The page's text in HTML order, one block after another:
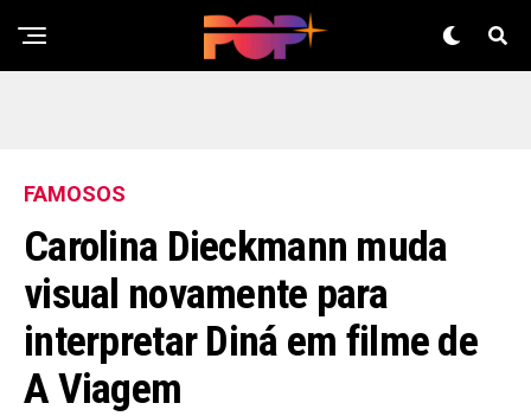
FAMOSOS
Carolina Dieckmann muda
visual novamente para
interpretar Diná em filme de
A Viagem